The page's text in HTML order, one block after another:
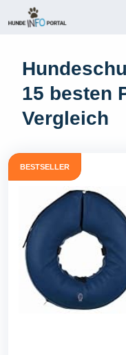
Inhalt
15 besten
Vergleich
BESTSELLER